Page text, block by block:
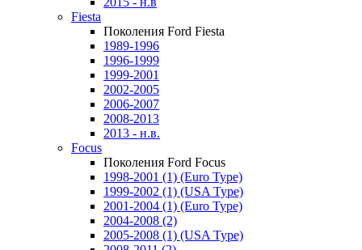
Fiesta
Поколения Ford Fiesta
1989-1996
1996-1999
1999-2001
2002-2005
2006-2007
2008-2013
2013 - н.в.
Focus
Поколения Ford Focus
1998-2001 (1) (Euro Type)
1999-2002 (1) (USA Type)
2001-2004 (1) (Euro Type)
2004-2008 (2)
2005-2008 (1) (USA Type)